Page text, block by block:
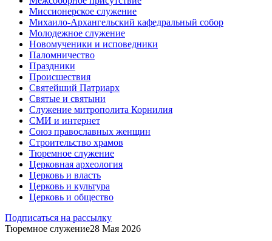
Миссионерское служение
Михаило-Архангельский кафедральный собор
Молодежное служение
Новомученики и исповедники
Паломничество
Праздники
Происшествия
Святейший Патриарх
Святые и святыни
Служение митрополита Корнилия
СМИ и интернет
Союз православных женщин
Строительство храмов
Тюремное служение
Церковная археология
Церковь и власть
Церковь и культура
Церковь и общество
Подписаться на рассылку
Тюремное служение28 Мая 2026